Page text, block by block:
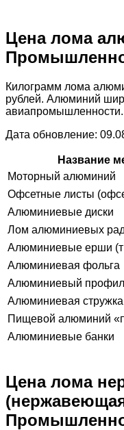
Цена лома
Килограмм лома
рублей. Алюминий
авиапромышленности.
Дата обновление:
Название
Моторный алюминий
Офсетные листы
Алюминиевые диски
Лом алюминиевых
Алюминиевые ерши
Алюминиевая фольга
Алюминиевый
Алюминиевая стружка
Пищевой алюминий
Алюминиевые банки
Цена лома